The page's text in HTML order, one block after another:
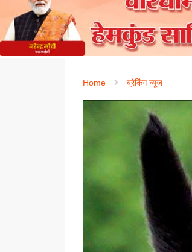
Home ब्रेकिंग न्यूज़